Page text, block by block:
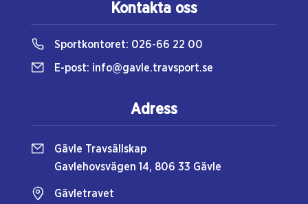
Kontakta oss
Sportkontoret: 026-66 22 00
E-post: info@gavle.travsport.se
Adress
Gävle Travsällskap
Gavlehovsvägen 14, 806 33 Gävle
Gävletravet